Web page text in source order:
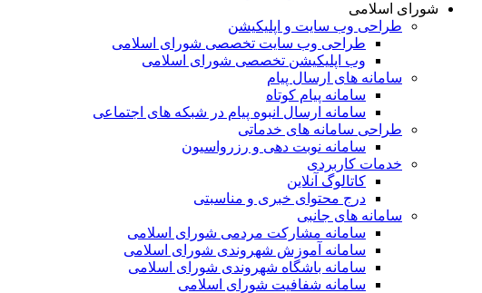
شورای اسلامی
طراحی وب سایت و اپلیکیشن
طراحی وب سایت تخصصی شورای اسلامی
وب اپلیکیشن تخصصی شورای اسلامی
سامانه های ارسال پیام
سامانه پیام کوتاه
سامانه ارسال انبوه پیام در شبکه های اجتماعی
طراحی سامانه های خدماتی
سامانه نوبت دهی و رزرواسیون
خدمات کاربردی
کاتالوگ آنلاین
درج محتوای خبری و مناسبتی
سامانه های جانبی
سامانه مشارکت مردمی شورای اسلامی
سامانه آموزش شهروندی شورای اسلامی
سامانه باشگاه شهروندی شورای اسلامی
سامانه شفافیت شورای اسلامی